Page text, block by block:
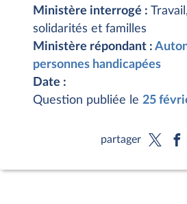
Ministère interrogé :
solidarités et familles
Ministère répondant :
personnes handicapées
Date :
Question publiée le 25
partager